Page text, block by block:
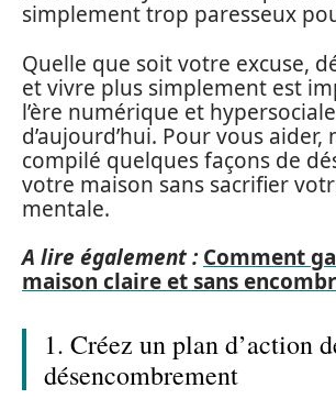
simplement trop paresseux
Quelle que soit votre excuse,
et vivre plus simplement est
l’ère numérique et hypersociale
d’aujourd’hui. Pour vous aider,
compilé quelques façons de
votre maison sans sacrifier
mentale.
A lire également : Comment
maison claire et sans
1. Créez un plan d’action
désencombrement